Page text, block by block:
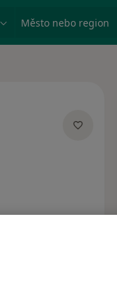
Město nebo region